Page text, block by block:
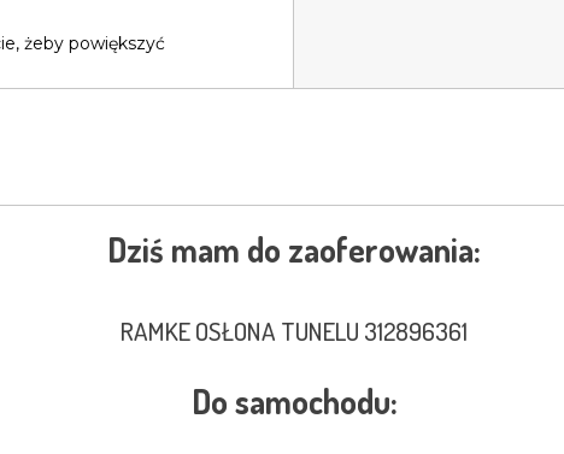
żeby powiększyć
Dziś mam do zaoferowania:
RAMKE OSŁONA TUNELU 312896361
Do samochodu: